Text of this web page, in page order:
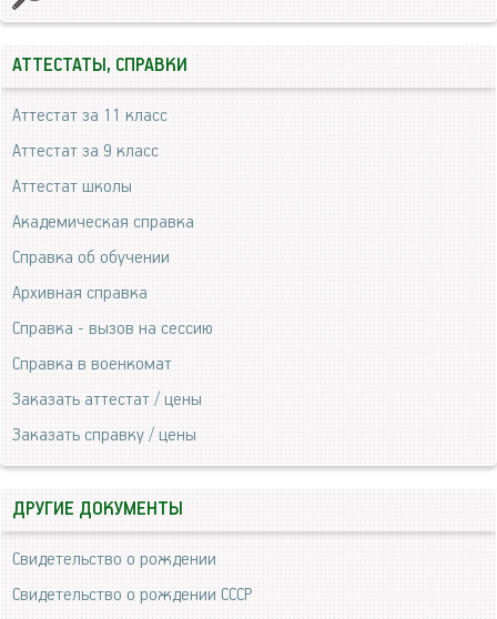
АТТЕСТАТЫ, СПРАВКИ
Аттестат за 11 класс
Аттестат за 9 класс
Аттестат школы
Академическая справка
Справка об обучении
Архивная справка
Справка - вызов на сессию
Справка в военкомат
Заказать аттестат / цены
Заказать справку / цены
ДРУГИЕ ДОКУМЕНТЫ
Свидетельство о рождении
Свидетельство о рождении СССР